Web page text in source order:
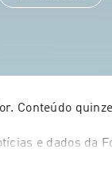
Conteúdo
e dados da